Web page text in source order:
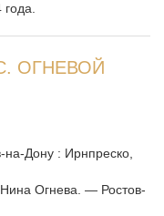
ОГНЕВОЙ
Дону : Ирнпреско,
Огнева. — Ростов-